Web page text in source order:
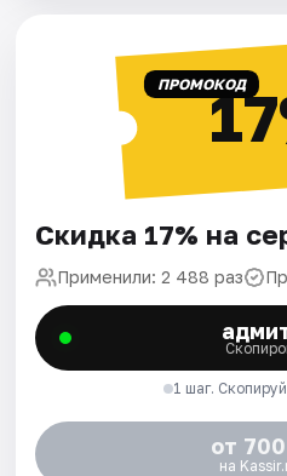
ПРОМОКОД
Скидка 17% на
Применили: 2 488 раз
1 шаг.
от
на